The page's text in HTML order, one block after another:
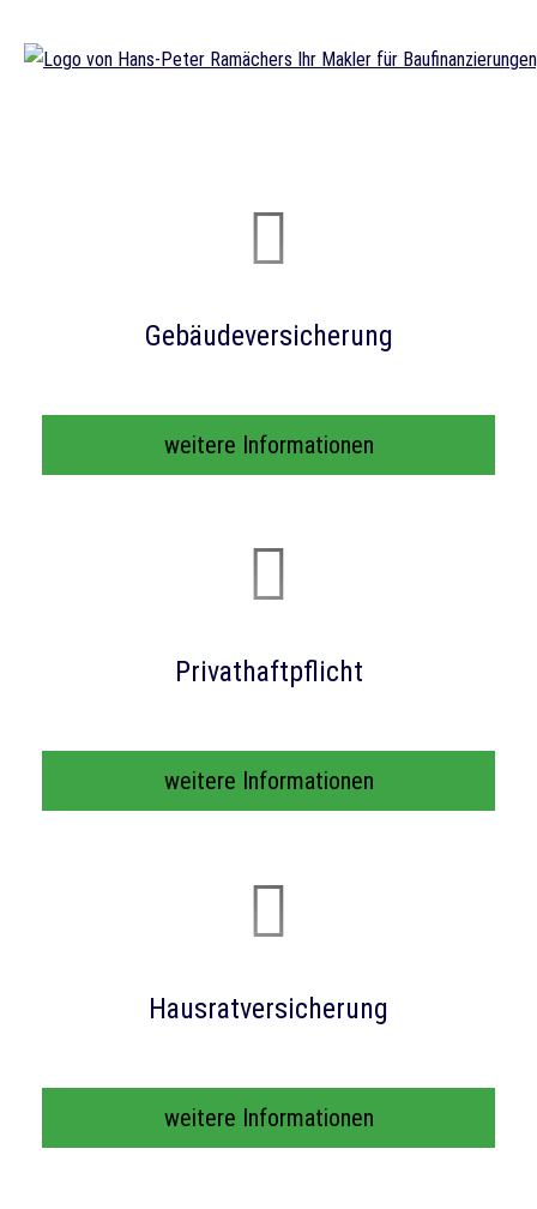
Ge­bäude­ver­si­che­rung
weitere Informationen
Privathaftpflicht
weitere Informationen
Haus­rat­ver­si­che­rung
weitere Informationen